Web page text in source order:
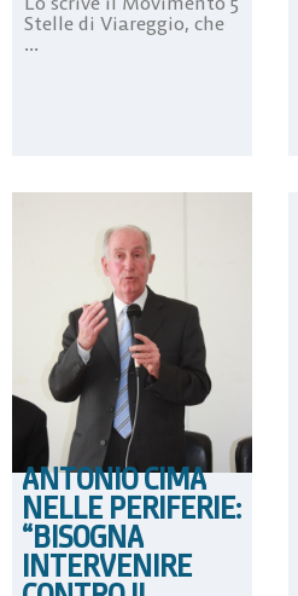
Stelle di Viareggio, che
...
ANTONIO CIMA
NELLE PERIFERIE:
“BISOGNA
INTERVENIRE